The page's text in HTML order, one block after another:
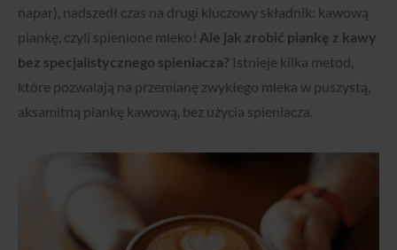
napar), nadszedł czas na drugi kluczowy składnik: kawową
piankę, czyli spienione mleko! Ale jak zrobić piankę z kawy
bez specjalistycznego spieniacza? Istnieje kilka metod,
które pozwalają na przemianę zwykłego mleka w puszystą,
aksamitną piankę kawową, bez użycia spieniacza.